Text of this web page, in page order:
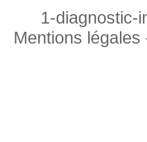
1-diagnostic-
Mentions légales